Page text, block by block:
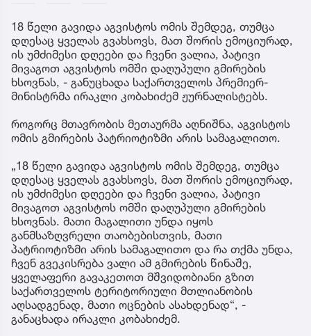
18 წელი გავიდა აგვისტოს ომის შემდეგ, თუმცა
დღესაც ყველას გვახსოვს, მათ შორის ემოციურად,
ის უმძიმესი დღეები და ჩვენი ვალია, პატივი
მივაგოთ აგვისტოს ომში დაღუპული გმირების
ხსოვნას, - განუცხადა საქართველოს პრემიერ-
მინისტრმა ირაკლი კობახიძემ ჟურნალისტებს.
როგორც მთავრობის მეთაურმა აღნიშნა, აგვისტოს
ომის გმირების პატრიოტიზმი არის სამაგალითო.
„18 წელი გავიდა აგვისტოს ომის შემდეგ, თუმცა
დღესაც ყველას გვახსოვს, მათ შორის ემოციურად,
ის უმძიმესი დღეები და ჩვენი ვალია, პატივი
მივაგოთ აგვისტოს ომში დაღუპული გმირების
ხსოვნას. მათი მაგალითი უნდა იყოს
განმსაზღვრელი თაობებისთვის, მათი
პატრიოტიზმი არის სამაგალითო და რა თქმა უნდა,
ჩვენ გვეკისრება ვალი ამ გმირების წინაშე,
ყველაფერი გავაკეთოთ მშვიდობიანი გზით
საქართველოს ტერიტორიული მთლიანობის
აღსადგენად, მათი ოცნების ასახდენად“, -
განაცხადა ირაკლი კობახიძემ.